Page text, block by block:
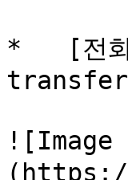
*   [전
![Image
(https://